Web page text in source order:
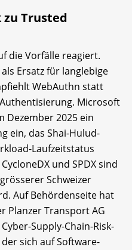
zu Trusted
die Vorfälle reagiert.
Ersatz für langlebige
WebAuthn statt
Microsoft
Dezember 2025 ein
ein, das Shai-Hulud-
Laufzeitstatus
und SPDX sind
Schweizer
Auf Behördenseite hat
Planzer Transport AG
Supply-Chain-Risk-
sich auf Software-